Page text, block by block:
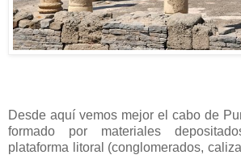
Desde aquí vemos mejor el cabo de
formado por materiales
plataforma litoral (conglomerados,